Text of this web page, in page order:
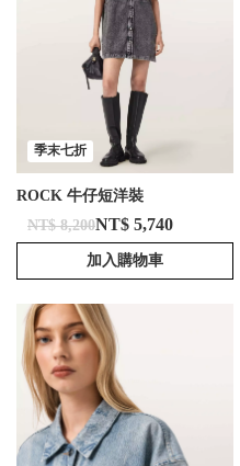
季末七折
ROCK 牛仔短洋裝
NT$ 8,200NT$ 5,740
加入購物車